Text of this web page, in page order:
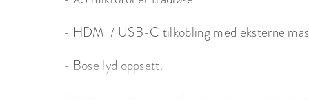
- HDMI / USB-C tilkobling med eksterne
- Bose lyd oppsett.